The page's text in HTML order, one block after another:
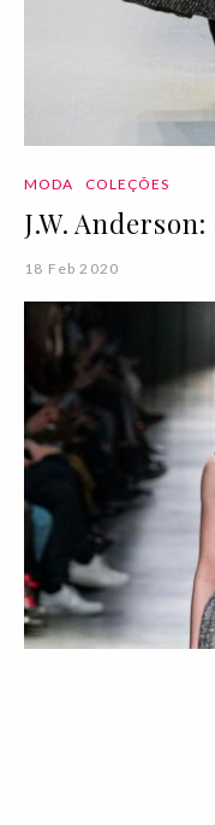
MODA COLEÇÕES
J.W.
18 Feb 2020